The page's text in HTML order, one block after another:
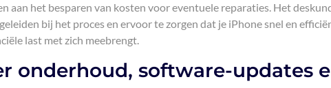
aan het besparen van kosten voor eventuele reparaties. Het
bij het proces en ervoor te zorgen dat je iPhone snel en
last met zich meebrengt.
onderhoud, software-updates